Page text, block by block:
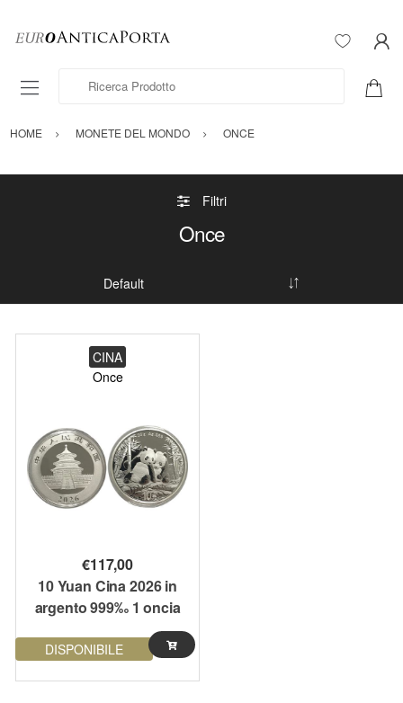
Ricerca Prodotto
HOME MONETE DEL MONDO ONCE
Filtri
Once
CINA
Once
€117,00
10 Yuan Cina 2026 in
argento 999‰ 1 oncia
DISPONIBILE